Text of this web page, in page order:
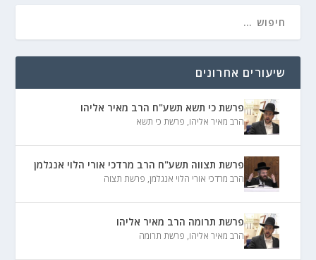
שיעורים אחרונים
פרשת כי תשא תשע"ח הרב מאיר אליהו
הרב מאיר אליהו, פרשת כי תשא
פרשת תצווה תשע"ח הרב מרדכי אורי הלוי אנגלמן
הרב מרדכי אורי הלוי אנגלמן, פרשת תצוה
פרשת תרומה הרב מאיר אליהו
הרב מאיר אליהו, פרשת תרומה